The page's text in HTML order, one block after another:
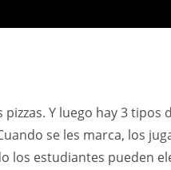
Y luego hay 3 tipos
se les marca, los
los estudiantes pueden